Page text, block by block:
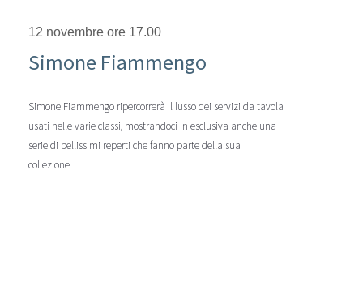
12 novembre ore 17.00
Simone Fiammengo
Simone Fiammengo ripercorrerà il lusso dei servizi da tavola
usati nelle varie classi, mostrandoci in esclusiva anche una
serie di bellissimi reperti che fanno parte della sua
collezione